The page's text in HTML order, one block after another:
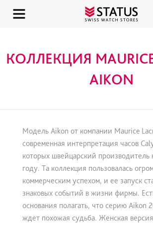
КОЛЛЕКЦИЯ
AIKON
Модель Aikon от компании Maurice
современная интерпретация часов
которых швейцарский производитель
году. Та коллекция пользовалась
коммерческим успехом, и ее запуск
знаковых событий в жизни фирмы.
основания полагать, что серию Aikon
ждет похожая судьба. Женская